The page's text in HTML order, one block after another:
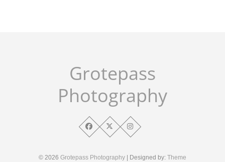
Grotepass
Photography
© 2026 Grotepass Photography | Designed by: Theme